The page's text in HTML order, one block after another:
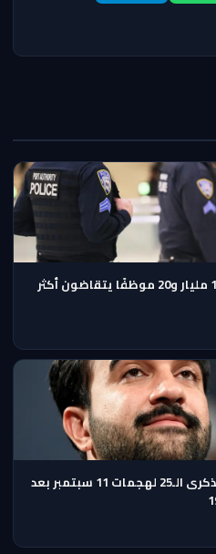
رواتب هيئة الموانئ تتجاوز $1.2 مليار و20 موظفًا يتقاضون أكثر
مامداني يعتزم حضور مراسم الذكرى الـ25 لهجمات 11 سبتمبر بعد